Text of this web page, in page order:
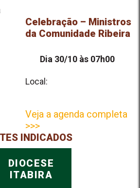
Celebração – Ministros
da Comunidade Ribeira
Dia 30/10 às 07h00
Local:
Veja a agenda completa
>>>
INDICADOS
DIOCESE
ITABIRA